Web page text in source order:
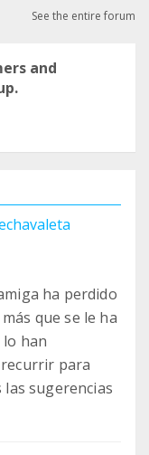
See the entire forum
and
ha perdido
que se le ha
lo han
para
las sugerencias